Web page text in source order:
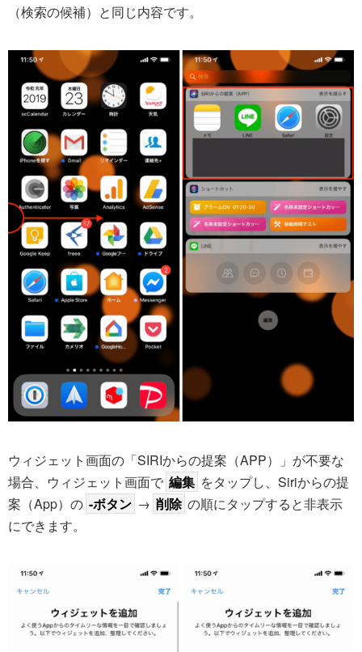
（検索の候補）と同じ内容です。
ウィジェット画面の「SIRIからの提案（APP）」が不要な
場合、ウィジェット画面で 編集 をタップし、Siriからの提
案（App）の -ボタン → 削除 の順にタップすると非表示
にできます。